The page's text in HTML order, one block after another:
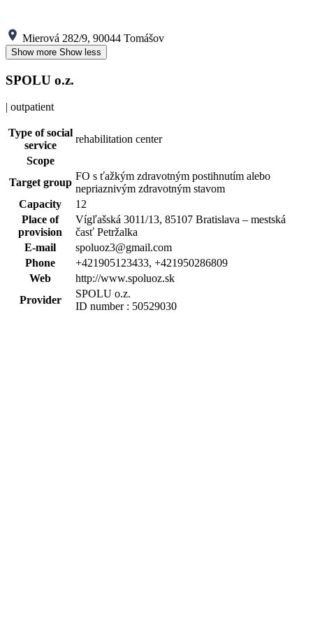
Mierová 282/9, 90044 Tomášov
Show more Show less
SPOLU o.z.
| outpatient
Type of social
service
rehabilitation center
Scope
Target group
FO s ťažkým zdravotným postihnutím alebo
nepriaznivým zdravotným stavom
Capacity
12
Place of
provision
Vígľašská 3011/13, 85107 Bratislava – mestská
časť Petržalka
E-mail
spoluoz3@gmail.com
Phone
+421905123433, +421950286809
Web
http://www.spoluoz.sk
Provider
SPOLU o.z.
ID number : 50529030